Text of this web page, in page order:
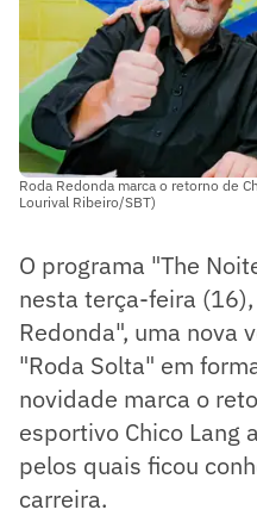
Roda Redonda marca o retorno de
Lourival Ribeiro/SBT)
O programa "The
nesta terça-feira
Redonda", uma nova
"Roda Solta" em
novidade marca o
esportivo Chico Lang
pelos quais ficou
carreira.